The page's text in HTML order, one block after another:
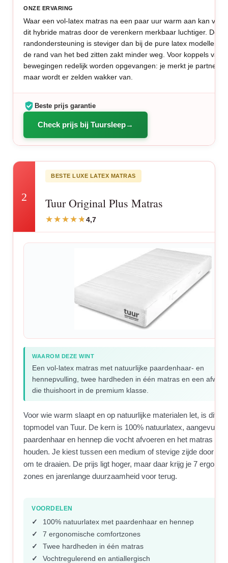
ONZE ERVARING
Waar een vol-latex matras na een paar uur warm aan kan
dit hybride matras door de verenkern merkbaar luchtiger. De
randondersteuning is steviger dan bij de pure latex modellen,
de rand van het bed zitten zakt minder weg. Voor koppels valt
bewegingen redelijk worden opgevangen: je merkt je partner
maar wordt er zelden wakker van.
Beste prijs garantie
Check prijs bij Tuursleep
2
BESTE LUXE LATEX MATRAS
Tuur Original Plus Matras
4,7
WAAROM DEZE WINT
Een vol-latex matras met natuurlijke paardenhaar- en
hennepvulling, twee hardheden in één matras en een
die thuishoort in de premium klasse.
Voor wie warm slaapt en op natuurlijke materialen let, is dit
topmodel van Tuur. De kern is 100% natuurlatex, aangevuld
paardenhaar en hennep die vocht afvoeren en het matras
houden. Je kiest tussen een medium of stevige zijde door
om te draaien. De prijs ligt hoger, maar daar krijg je 7
zones en jarenlange duurzaamheid voor terug.
VOORDELEN
100% natuurlatex met paardenhaar en hennep
7 ergonomische comfortzones
Twee hardheden in één matras
Vochtregulerend en antiallergisch